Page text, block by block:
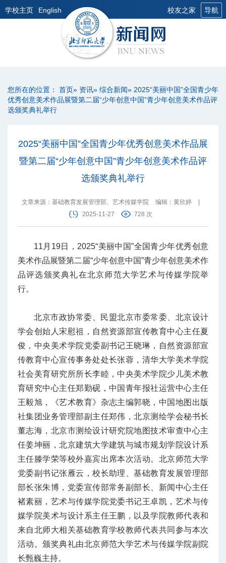
学校主页 English 校友之家 导航
您所在的位置： 首页» 资讯» 综合新闻» 2025“美丽中国”全国青少年
优秀创意美术作品展暨第二届“少年创意中国”青少年创意美术作品评
选颁奖典礼举行
2025“美丽中国”全国青少年优秀创意美术作品展
暨第二届“少年创意中国”青少年创意美术作品评
选颁奖典礼举行
文章来源：基础教育发展管理部、艺术传媒学院 编辑：黄欣婷
2025-11-27
728 次
11月19日，2025“美丽中国”全国青少年优秀创意
美术作品展暨第二届“少年创意中国”青少年创意美术作
品评选颁奖典礼在北京师范大学艺术与传媒学院举
行。
北京市政协常委、民盟北京市委常委、北京设计
学会创始人宋慰祖，自然资源部宣传教育中心主任夏
俊，中央美术学院党委副书记王晓琳，自然资源部宣
传教育中心宣传事务处处长张蓉，清华大学美术学院
社会美育研究所所长李睦，中央美术学院少儿美术教
育研究中心主任郑勤砚，中国青年报社运营中心主任
王毅旭，《艺术教育》杂志主编郭晓，中国地图出版
社集团业务管理部副主任郑伟，北京测绘学会秘书长
董志海，北京市测绘设计研究院地图技术审查中心主
任姜坤丽，北京建筑大学建筑与城市规划学院设计系
主任滕学荣等校外嘉宾出席本次活动。 北京师范大学
党委副书记张雁云，校长助理、基础教育发展管理部
部长张朱博，党委宣传部常务副部长、新闻中心主任
褚素丽，艺术与传媒学院党委书记王卓凯，艺术与传
媒学院美术与设计系主任王鹏，以及学院教师代表和
来自北师大相关基础教育学校教师代表共同参与本次
活动。颁奖典礼由北京师范大学艺术与传媒学院副院
长甄巍主持。